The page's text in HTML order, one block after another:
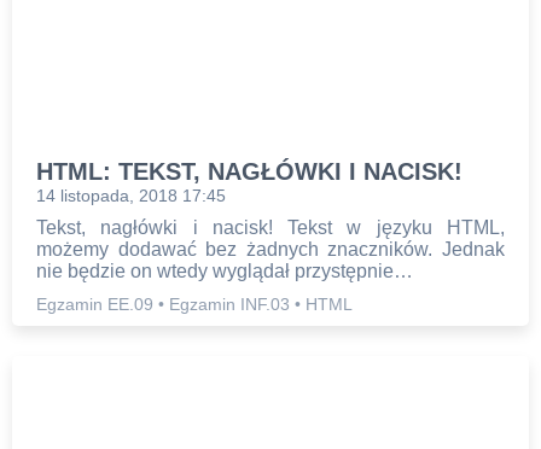
BLOG
FORUM
HTML: TEKST, NAGŁÓWKI I NACISK!
14 listopada, 2018 17:45
Tekst, nagłówki i nacisk! Tekst w języku HTML,
możemy dodawać bez żadnych znaczników. Jednak
nie będzie on wtedy wyglądał przystępnie…
Egzamin EE.09 • Egzamin INF.03 • HTML